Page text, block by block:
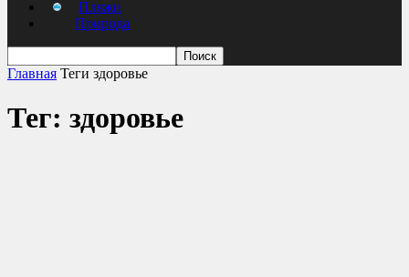
Пляжи
Природа
Главная Теги здоровье
Тег: здоровье